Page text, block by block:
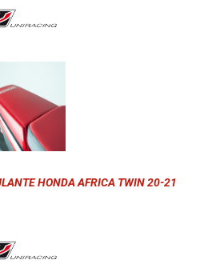
HONDA AFRICA TWIN 20-21